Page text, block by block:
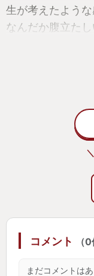
生が考えたよう
なんだか腹立た
が、どうぶつの
くことが好きな
すごく良いとこ
いう、ゾンビの
っと不気味で可
Switchでもソフ
が、このシリー
しいので…どうな
コメント （0
まだコメントはあ